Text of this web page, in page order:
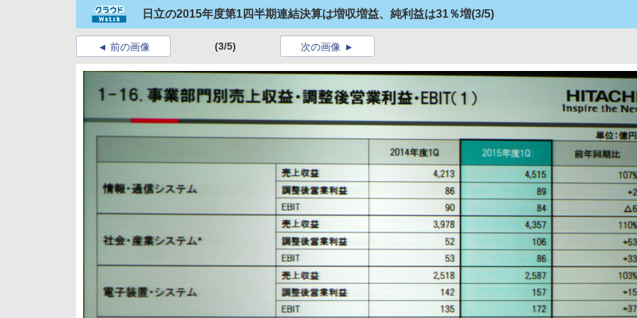
日立の2015年度第1四半期連結決算は増収増益、純利益は31％増(3/5)
前の画像 (3/5) 次の画像